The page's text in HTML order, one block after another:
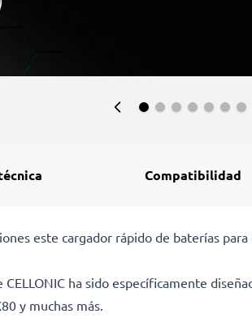
Compatibilidad
este cargador rápido de baterías para
ha sido específicamente
y muchas más.